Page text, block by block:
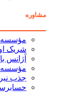
مشاوره
مؤسسه
شریک
آژانس
جذب